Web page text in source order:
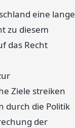
eine lange
zu diesem
das Recht
Ziele streiken
durch die Politik
der